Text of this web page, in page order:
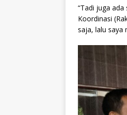
“Tadi juga
Koordinasi
saja, lalu saya